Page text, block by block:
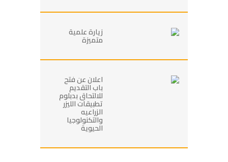
زيارة علمية
متميزة
اعلان عن فتح
باب التقديم
للالتحاق بدبلوم
تطبيقات الليزر
الزراعيه
والتكنولوجيا
الحيوية